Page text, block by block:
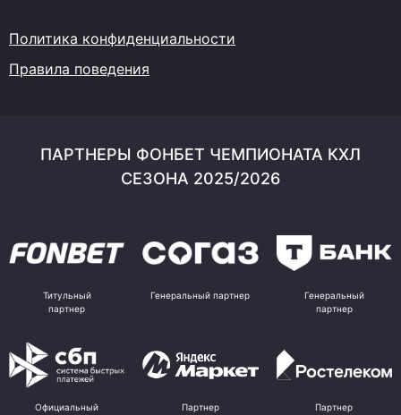
Политика конфиденциальности
Правила поведения
ПАРТНЕРЫ ФОНБЕТ ЧЕМПИОНАТА КХЛ
СЕЗОНА 2025/2026
Титульный
партнер
Генеральный партнер
Генеральный
партнер
Официальный Партнер Партнер